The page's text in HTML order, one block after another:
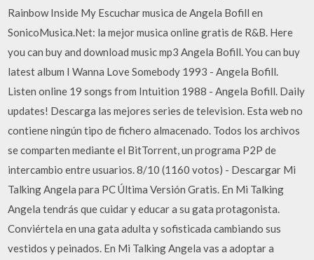
Rainbow Inside My Escuchar musica de Angela Bofill en
SonicoMusica.Net: la mejor musica online gratis de R&B. Here
you can buy and download music mp3 Angela Bofill. You can buy
latest album I Wanna Love Somebody 1993 - Angela Bofill.
Listen online 19 songs from Intuition 1988 - Angela Bofill. Daily
updates! Descarga las mejores series de television. Esta web no
contiene ningún tipo de fichero almacenado. Todos los archivos
se comparten mediante el BitTorrent, un programa P2P de
intercambio entre usuarios. 8/10 (1160 votos) - Descargar Mi
Talking Angela para PC Última Versión Gratis. En Mi Talking
Angela tendrás que cuidar y educar a su gata protagonista.
Conviértela en una gata adulta y sofisticada cambiando sus
vestidos y peinados. En Mi Talking Angela vas a adoptar a